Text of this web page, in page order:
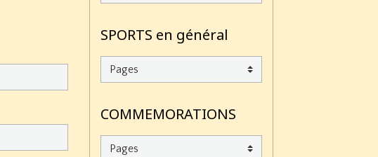
SPORTS en général
COMMEMORATIONS